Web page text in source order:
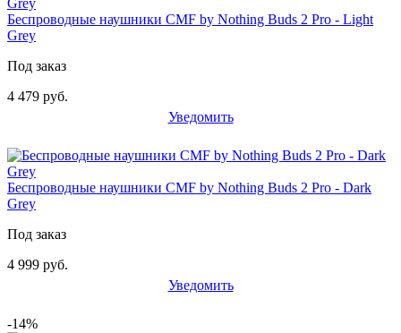
Беспроводные наушники CMF by Nothing Buds 2 Pro - Light
Grey
Под заказ
4 479 руб.
Уведомить
Беспроводные наушники CMF by Nothing Buds 2 Pro - Dark
Grey
Под заказ
4 999 руб.
Уведомить
-14%